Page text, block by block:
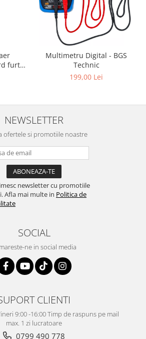
furtun
Franta
Multimetru Digital - BGS
Technic
199,00 Lei
NEWSLETTER
ofertele si promotiile noastre
newsletter cu promotiile
Afla mai multe in Politica de
SOCIAL
ne in social media
CLIENTI
9:00 -16:00 Timp de raspuns pe mail
max. 1 zi lucratoare
0799 490 778